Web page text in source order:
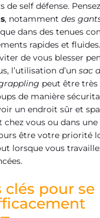
de self défense.
, notamment des
dans des tenues
rapides et
de vous blesser
l’utilisation d’un sac
peut être très
de manière
un endroit sûr et
chez vous ou dans
être votre priorité
lorsque vous
clés pour se